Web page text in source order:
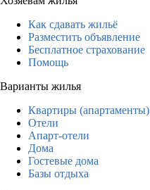
Как сдавать жильё
Разместить объявление
Бесплатное страхование
Помощь
Варианты жилья
Квартиры (апартаменты)
Отели
Апарт-отели
Дома
Гостевые дома
Базы отдыха